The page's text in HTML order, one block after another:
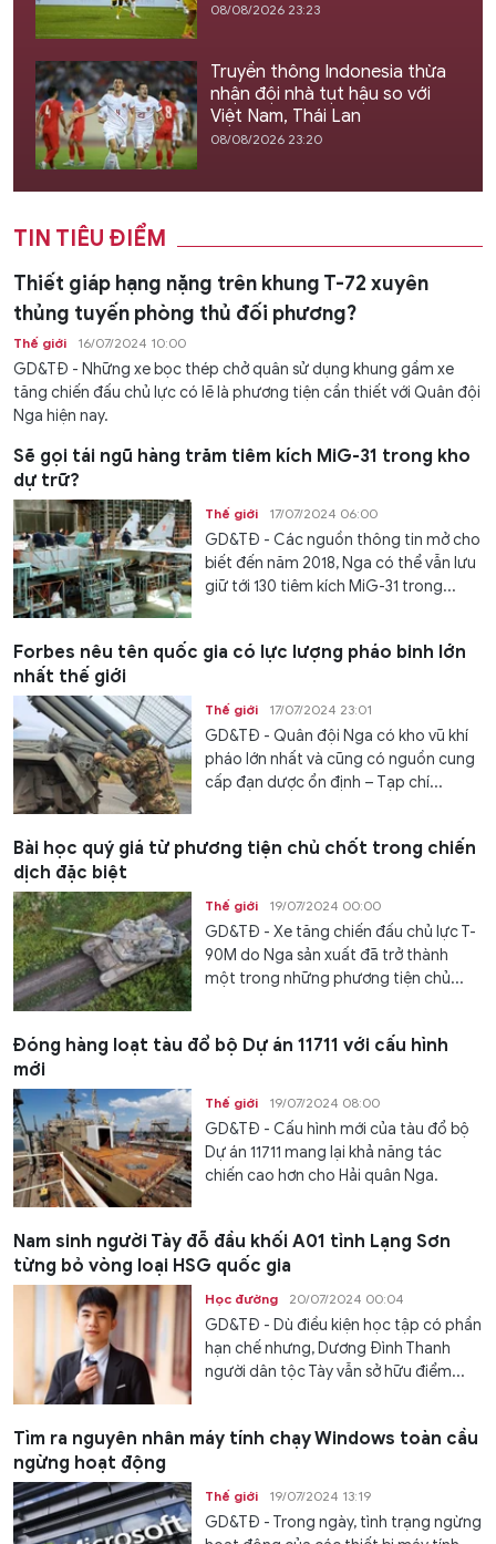
08/08/2026 23:23
Truyền thông Indonesia thừa
nhận đội nhà tụt hậu so với
Việt Nam, Thái Lan
08/08/2026 23:20
TIN TIÊU ĐIỂM
Thiết giáp hạng nặng trên khung T-72 xuyên
thủng tuyến phòng thủ đối phương?
Thế giới 16/07/2024 10:00
GD&TĐ - Những xe bọc thép chở quân sử dụng khung gầm xe
tăng chiến đấu chủ lực có lẽ là phương tiện cần thiết với Quân đội
Nga hiện nay.
Sẽ gọi tái ngũ hàng trăm tiêm kích MiG-31 trong kho
dự trữ?
Thế giới 17/07/2024 06:00
GD&TĐ - Các nguồn thông tin mở cho
biết đến năm 2018, Nga có thể vẫn lưu
giữ tới 130 tiêm kích MiG-31 trong...
Forbes nêu tên quốc gia có lực lượng pháo binh lớn
nhất thế giới
Thế giới 17/07/2024 23:01
GD&TĐ - Quân đội Nga có kho vũ khí
pháo lớn nhất và cũng có nguồn cung
cấp đạn dược ổn định – Tạp chí...
Bài học quý giá từ phương tiện chủ chốt trong chiến
dịch đặc biệt
Thế giới 19/07/2024 00:00
GD&TĐ - Xe tăng chiến đấu chủ lực T-
90M do Nga sản xuất đã trở thành
một trong những phương tiện chủ...
Đóng hàng loạt tàu đổ bộ Dự án 11711 với cấu hình
mới
Thế giới 19/07/2024 08:00
GD&TĐ - Cấu hình mới của tàu đổ bộ
Dự án 11711 mang lại khả năng tác
chiến cao hơn cho Hải quân Nga.
Nam sinh người Tày đỗ đầu khối A01 tỉnh Lạng Sơn
từng bỏ vòng loại HSG quốc gia
Học đường 20/07/2024 00:04
GD&TĐ - Dù điều kiện học tập có phần
hạn chế nhưng, Dương Đình Thanh
người dân tộc Tày vẫn sở hữu điểm...
Tìm ra nguyên nhân máy tính chạy Windows toàn cầu
ngừng hoạt động
Thế giới 19/07/2024 13:19
GD&TĐ - Trong ngày, tình trạng ngừng